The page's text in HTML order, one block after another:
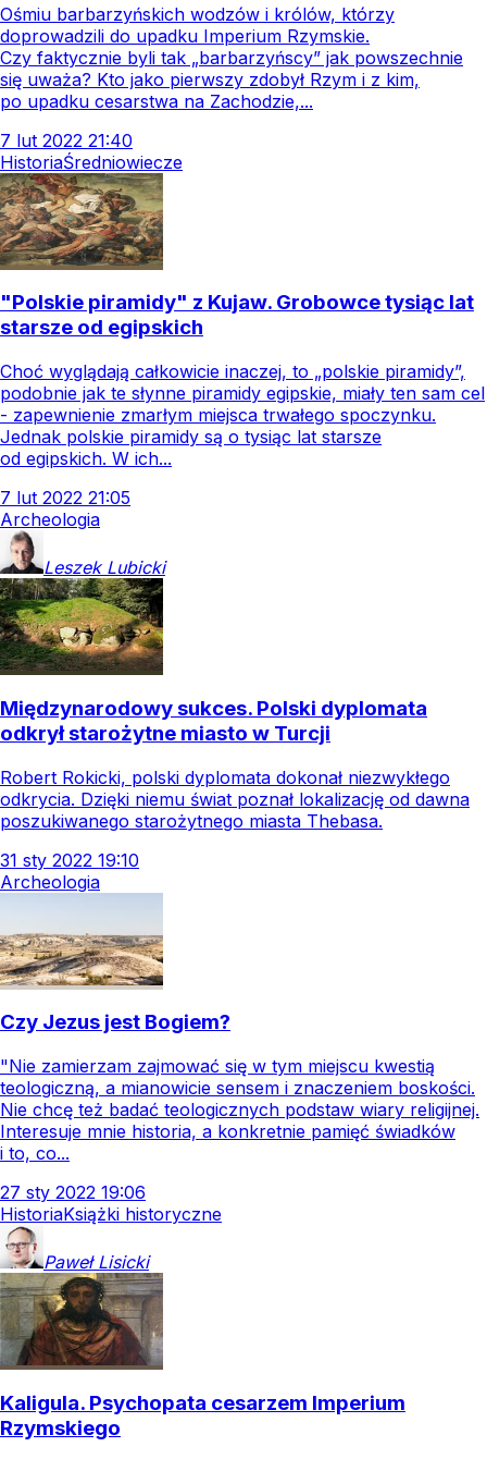
Ośmiu barbarzyńskich wodzów i królów, którzy
doprowadzili do upadku Imperium Rzymskie.
Czy faktycznie byli tak „barbarzyńscy” jak powszechnie
się uważa? Kto jako pierwszy zdobył Rzym i z kim,
po upadku cesarstwa na Zachodzie,...
7 lut 2022 21:40
HistoriaŚredniowiecze
"Polskie piramidy" z Kujaw. Grobowce tysiąc lat
starsze od egipskich
Choć wyglądają całkowicie inaczej, to „polskie piramidy”,
podobnie jak te słynne piramidy egipskie, miały ten sam cel
- zapewnienie zmarłym miejsca trwałego spoczynku.
Jednak polskie piramidy są o tysiąc lat starsze
od egipskich. W ich...
7 lut 2022 21:05
Archeologia
Leszek Lubicki
Międzynarodowy sukces. Polski dyplomata
odkrył starożytne miasto w Turcji
Robert Rokicki, polski dyplomata dokonał niezwykłego
odkrycia. Dzięki niemu świat poznał lokalizację od dawna
poszukiwanego starożytnego miasta Thebasa.
31 sty 2022 19:10
Archeologia
Czy Jezus jest Bogiem?
"Nie zamierzam zajmować się w tym miejscu kwestią
teologiczną, a mianowicie sensem i znaczeniem boskości.
Nie chcę też badać teologicznych podstaw wiary religijnej.
Interesuje mnie historia, a konkretnie pamięć świadków
i to, co...
27 sty 2022 19:06
HistoriaKsiążki historyczne
Paweł Lisicki
Kaligula. Psychopata cesarzem Imperium
Rzymskiego